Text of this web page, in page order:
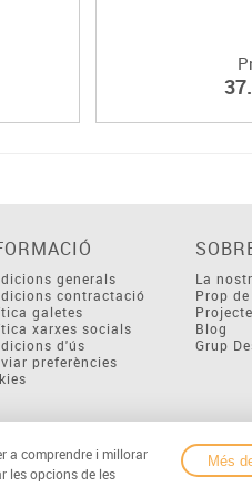
generals
contractació
galetes
xarxes socials
d'ús
preferències
La
Prop
Blog
Grup
a comprendre i millorar
les opcions de les
Més